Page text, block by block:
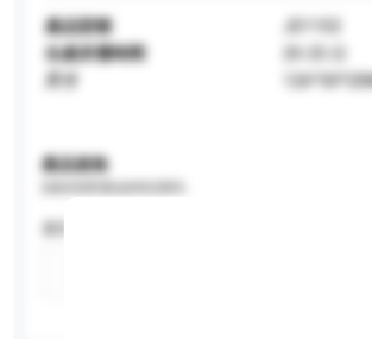
產品型號
生產所需時間
產品規格